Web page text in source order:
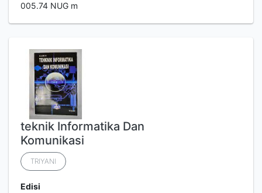
005.74 NUG m
teknik Informatika Dan
Komunikasi
TRIYANI
Edisi